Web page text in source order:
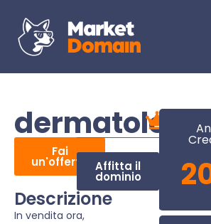
Fai
un'offerta Affitta il
dominio
Descrizione
In vendita ora,